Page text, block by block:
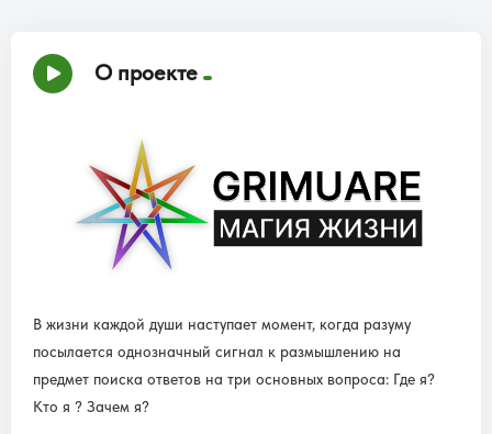
О проекте
В жизни каждой души наступает момент, когда разуму
посылается однозначный сигнал к размышлению на
предмет поиска ответов на три основных вопроса: Где я?
Кто я ? Зачем я?